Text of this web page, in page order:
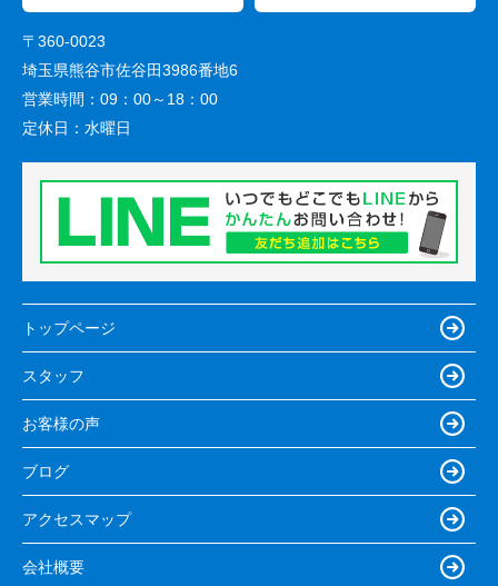
〒360-0023
埼玉県熊谷市佐谷田3986番地6
営業時間： 09：00～18：00
定休日： 水曜日
トップページ
スタッフ
お客様の声
ブログ
アクセスマップ
会社概要